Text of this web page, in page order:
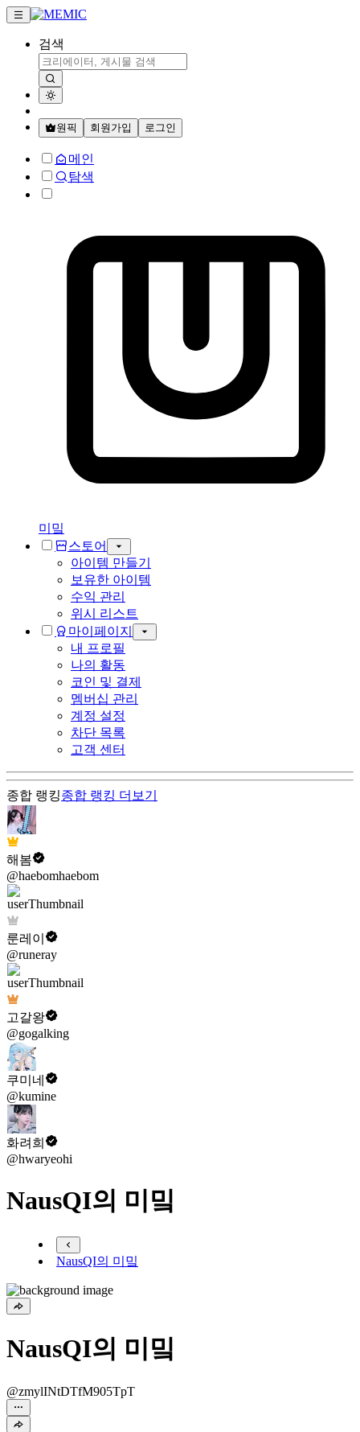
검색
원픽 회원가입 로그인
메인
탐색
미밐
스토어
아이템 만들기
보유한 아이템
수익 관리
위시 리스트
마이페이지
내 프로필
나의 활동
코인 및 결제
멤버십 관리
계정 설정
차단 목록
고객 센터
종합 랭킹종합 랭킹 더보기
해봄
@haebomhaebom
룬레이
@runeray
고갈왕
@gogalking
쿠미네
@kumine
화려희
@hwaryeohi
NausQI의 미밐
NausQI의 미밐
NausQI의 미밐
@zmylINtDTfM905TpT